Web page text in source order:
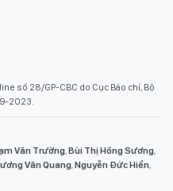
số 28/GP-CBC do Cục Báo chí, Bộ
2023.
Văn Trường,Bùi Thị Hồng Sương,
Văn Quang,Nguyễn Đức Hiển,